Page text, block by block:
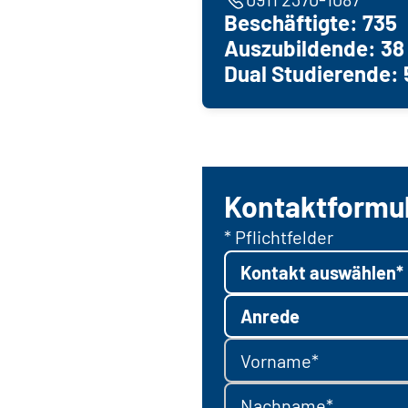
Beschäftigte: 735
Auszubildende: 38
Dual Studierende:
* Pflichtfelder
Kontakt auswählen*
Anrede
Vorname*